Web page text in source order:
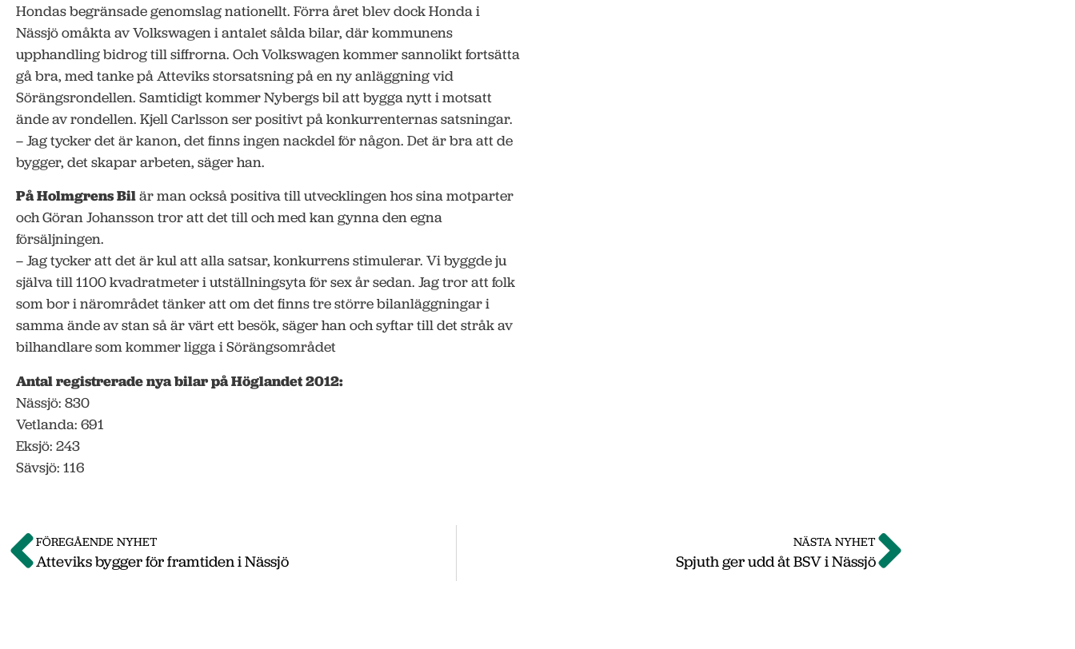
Hondas begränsade genomslag nationellt. Förra året blev dock Honda i
Nässjö omåkta av Volkswagen i antalet sålda bilar, där kommunens
upphandling bidrog till siffrorna. Och Volkswagen kommer sannolikt fortsätta
gå bra, med tanke på Atteviks storsatsning på en ny anläggning vid
Sörängsrondellen. Samtidigt kommer Nybergs bil att bygga nytt i motsatt
ände av rondellen. Kjell Carlsson ser positivt på konkurrenternas satsningar.
– Jag tycker det är kanon, det finns ingen nackdel för någon. Det är bra att de
bygger, det skapar arbeten, säger han.
På Holmgrens Bilär man också positiva till utvecklingen hos sina motparter
och Göran Johansson tror att det till och med kan gynna den egna
försäljningen.
– Jag tycker att det är kul att alla satsar, konkurrens stimulerar. Vi byggde ju
själva till 1100 kvadratmeter i utställningsyta för sex år sedan. Jag tror att folk
som bor i närområdet tänker att om det finns tre större bilanläggningar i
samma ände av stan så är värt ett besök, säger han och syftar till det stråk av
bilhandlare som kommer ligga i Sörängsområdet
Antal registrerade nya bilar på Höglandet 2012:
Nässjö: 830
Vetlanda: 691
Eksjö: 243
Sävsjö: 116
FÖREGÅENDE NYHET
Atteviks bygger för framtiden i Nässjö
NÄSTA NYHET
Spjuth ger udd åt BSV i Nässjö